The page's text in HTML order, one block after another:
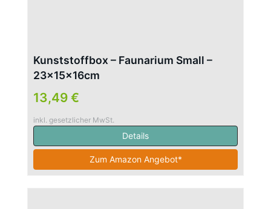
Kunststoffbox – Faunarium Small –
23x15x16cm
13,49 €
inkl. gesetzlicher MwSt.
Details
Zum Amazon Angebot*